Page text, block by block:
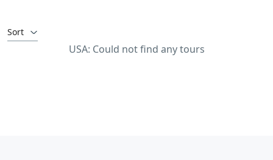
Sort
USA: Could not find any tours